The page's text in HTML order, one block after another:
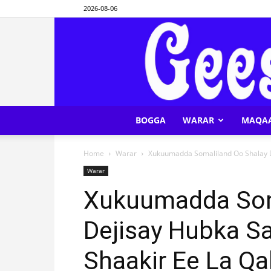
2026-08-06
BOGGA WARAR
Home Warar Xukuumadda Somaliland Oo
Warar
Xukuumadda
Dejisay Hubka
Shaakir Ee La